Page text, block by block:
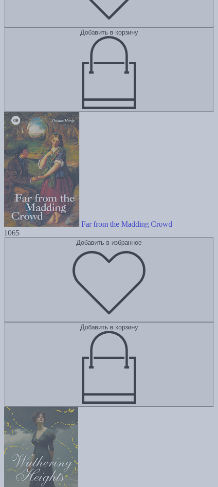
Добавить в корзину
Far from the Madding Crowd
1065
Добавить в избранное
Добавить в корзину